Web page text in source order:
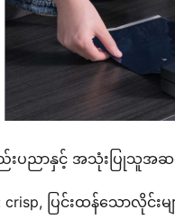
ာနှင့် အသုံးပြုသူအဆင်ပြ
: crisp, ပြင်းထန်သောလို